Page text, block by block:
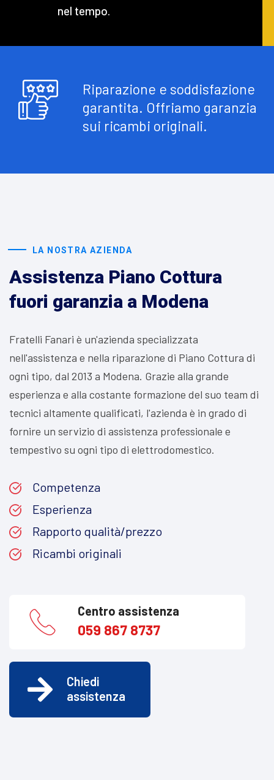
nel tempo.
Riparazione e soddisfazione
garantita. Offriamo garanzia
sui ricambi originali.
LA NOSTRA AZIENDA
Assistenza Piano Cottura
fuori garanzia a Modena
Fratelli Fanari è un'azienda specializzata
nell'assistenza e nella riparazione di Piano Cottura di
ogni tipo, dal 2013 a Modena. Grazie alla grande
esperienza e alla costante formazione del suo team di
tecnici altamente qualificati, l'azienda è in grado di
fornire un servizio di assistenza professionale e
tempestivo su ogni tipo di elettrodomestico.
Competenza
Esperienza
Rapporto qualità/prezzo
Ricambi originali
Centro assistenza
059 867 8737
Chiedi
assistenza